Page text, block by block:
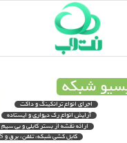
شبکه
اجرای انواع ترانکینگ و داکت
آرایش انواع رک دیواری و ایستاده
ارائه نقشه از بستر کابلی و بی سیم
کابل کشی شبکه، تلفن، برق و UPS